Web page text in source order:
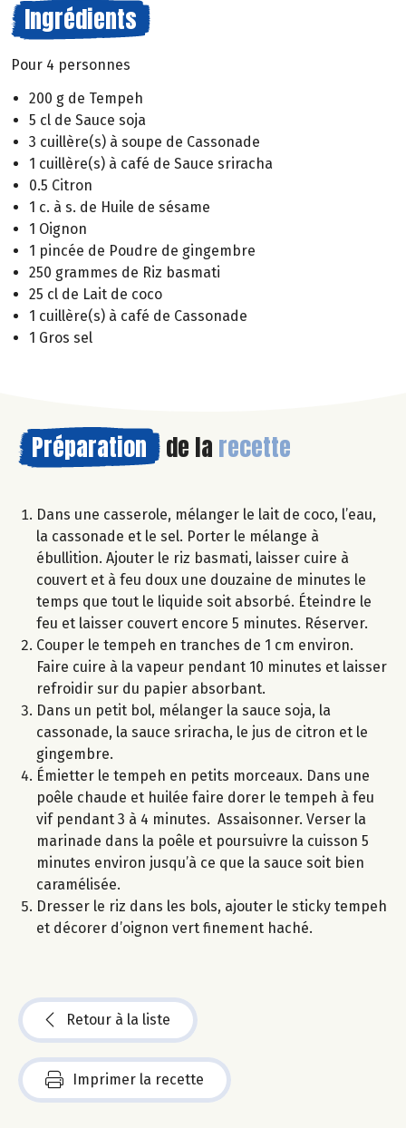
Ingrédients
Pour 4 personnes
200 g de Tempeh
5 cl de Sauce soja
3 cuillère(s) à soupe de Cassonade
1 cuillère(s) à café de Sauce sriracha
0.5 Citron
1 c. à s. de Huile de sésame
1 Oignon
1 pincée de Poudre de gingembre
250 grammes de Riz basmati
25 cl de Lait de coco
1 cuillère(s) à café de Cassonade
1 Gros sel
Préparation de la recette
Dans une casserole, mélanger le lait de coco, l’eau,
la cassonade et le sel. Porter le mélange à
ébullition. Ajouter le riz basmati, laisser cuire à
couvert et à feu doux une douzaine de minutes le
temps que tout le liquide soit absorbé. Éteindre le
feu et laisser couvert encore 5 minutes. Réserver.
Couper le tempeh en tranches de 1 cm environ.
Faire cuire à la vapeur pendant 10 minutes et laisser
refroidir sur du papier absorbant.
Dans un petit bol, mélanger la sauce soja, la
cassonade, la sauce sriracha, le jus de citron et le
gingembre.
Émietter le tempeh en petits morceaux. Dans une
poêle chaude et huilée faire dorer le tempeh à feu
vif pendant 3 à 4 minutes. Assaisonner. Verser la
marinade dans la poêle et poursuivre la cuisson 5
minutes environ jusqu’à ce que la sauce soit bien
caramélisée.
Dresser le riz dans les bols, ajouter le sticky tempeh
et décorer d’oignon vert finement haché.
Retour à la liste
Imprimer la recette